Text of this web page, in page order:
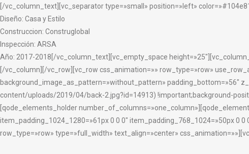
[/vc_column_text][vc_separator type=»small» position=»left»
Diseño: Casa y Estilo
Construccion: Construglobal
Inspección: ARSA
Año: 2017-2018 [/vc_column_text][vc_empty_space
[/vc_column][/vc_row][vc_row css_animation=»» row_type=»row»
background_image_as_pattern=»without_pattern» padding_bottom=»56″
content/uploads/2019/04/back-2.jpg?id=14913) !important;background-
[qode_elements_holder
item_padding_1024_1280=»61px 0 0 0″ item_padding_768_1024=»50px 0
row_type=»row» type=»full_width» text_align=»center»